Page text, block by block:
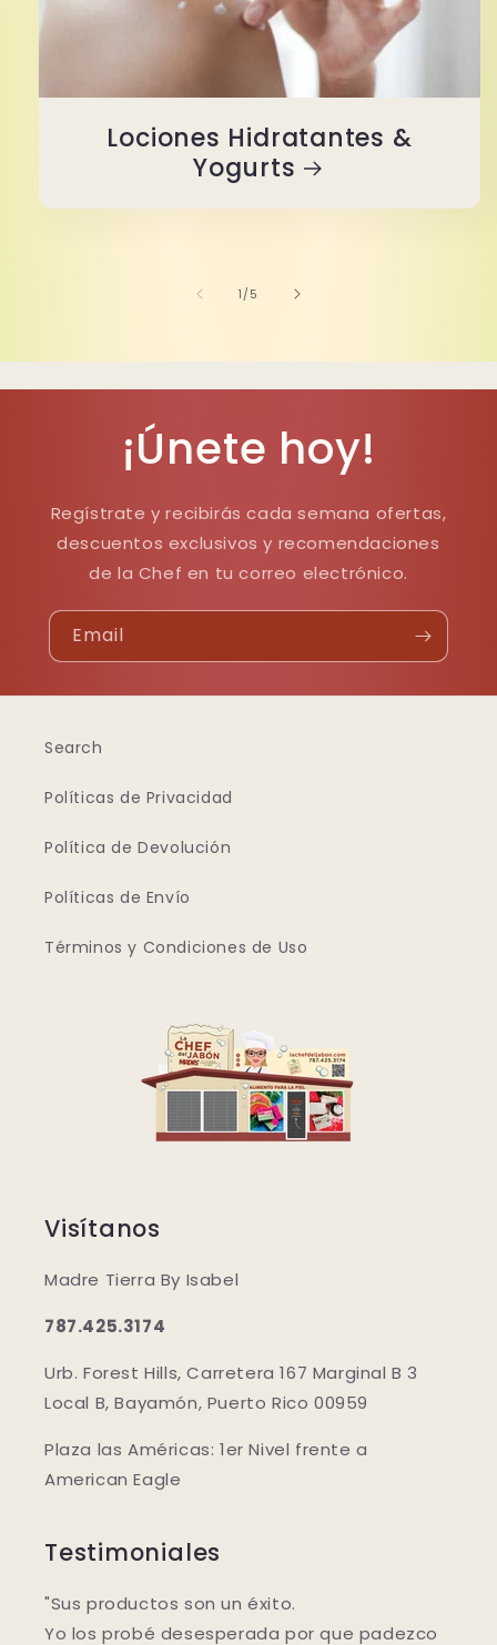
Lociones Hidratantes &
Yogurts
1 /of
5
¡Únete hoy!
Regístrate y recibirás cada semana ofertas,
descuentos exclusivos y recomendaciones
de la Chef en tu correo electrónico.
Email
Search
Políticas de Privacidad
Política de Devolución
Políticas de Envío
Términos y Condiciones de Uso
Visítanos
Madre Tierra By Isabel
787.425.3174
Urb. Forest Hills, Carretera 167 Marginal B 3
Local B, Bayamón, Puerto Rico 00959
Plaza las Américas: 1er Nivel frente a
American Eagle
Testimoniales
"Sus productos son un éxito.
Yo los probé desesperada por que padezco